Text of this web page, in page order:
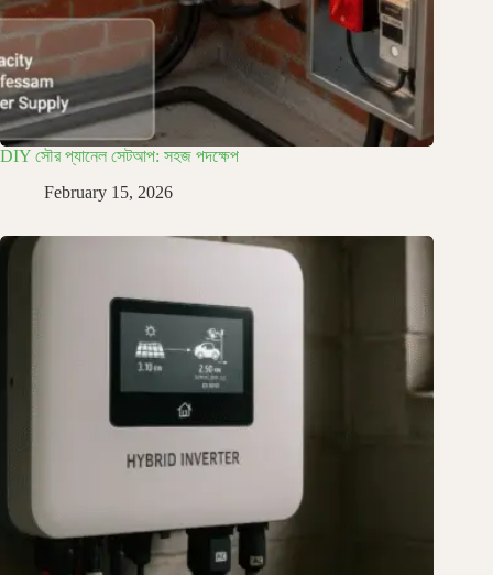
DIY সৌর প্যানেল সেটআপ: সহজ পদক্ষেপ
February 15, 2026